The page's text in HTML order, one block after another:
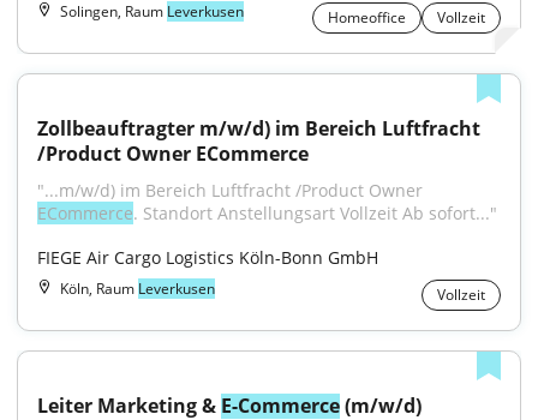
Solingen, Raum Leverkusen Homeoffice Vollzeit
Zollbeauftragter m/w/d) im Bereich Luftfracht
/Product Owner ECommerce
ECommerce. Standort Anstellungsart Vollzeit Ab sofort..."
FIEGE Air Cargo Logistics Köln-Bonn GmbH
Köln, Raum Leverkusen Vollzeit
Leiter Marketing & E-Commerce (m/w/d)